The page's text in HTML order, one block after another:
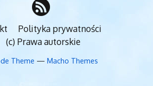
Polityka prywatności
(c) Prawa autorskie
Theme —Macho Themes